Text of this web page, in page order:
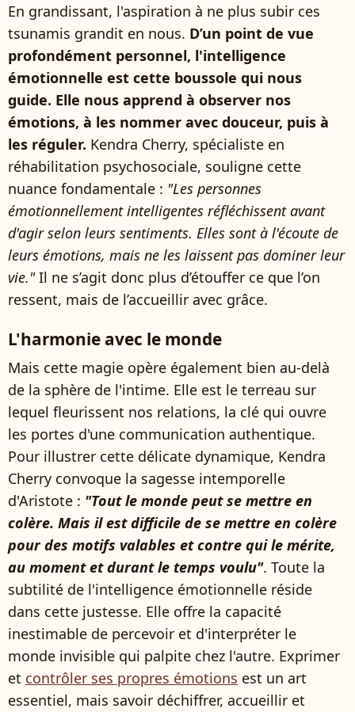
En grandissant, l'aspiration à ne plus subir ces
tsunamis grandit en nous. D’un point de vue
profondément personnel, l'intelligence
émotionnelle est cette boussole qui nous
guide. Elle nous apprend à observer nos
émotions, à les nommer avec douceur, puis à
les réguler. Kendra Cherry, spécialiste en
réhabilitation psychosociale, souligne cette
nuance fondamentale : "Les personnes
émotionnellement intelligentes réfléchissent avant
d'agir selon leurs sentiments. Elles sont à l'écoute de
leurs émotions, mais ne les laissent pas dominer leur
vie."Il ne s’agit donc plus d’étouffer ce que l’on
ressent, mais de l’accueillir avec grâce.
L'harmonie avec le monde
Mais cette magie opère également bien au-delà
de la sphère de l'intime. Elle est le terreau sur
lequel fleurissent nos relations, la clé qui ouvre
les portes d'une communication authentique.
Pour illustrer cette délicate dynamique, Kendra
Cherry convoque la sagesse intemporelle
d'Aristote : "Tout le monde peut se mettre en
colère. Mais il est difficile de se mettre en colère
pour des motifs valables et contre qui le mérite,
au moment et durant le temps voulu". Toute la
subtilité de l'intelligence émotionnelle réside
dans cette justesse. Elle offre la capacité
inestimable de percevoir et d'interpréter le
monde invisible qui palpite chez l'autre. Exprimer
et contrôler ses propres émotions est un art
essentiel, mais savoir déchiffrer, accueillir et